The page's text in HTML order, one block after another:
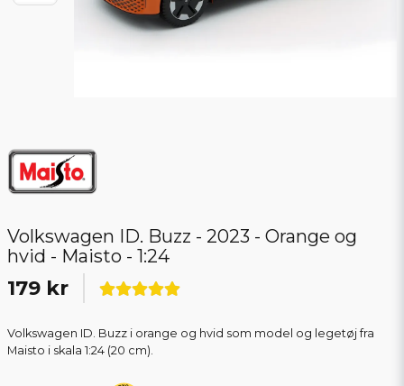
Volkswagen ID. Buzz - 2023 - Orange og
hvid - Maisto - 1:24
179 kr
Volkswagen ID. Buzz i orange og hvid som model og legetøj fra
Maisto i skala 1:24 (20 cm).